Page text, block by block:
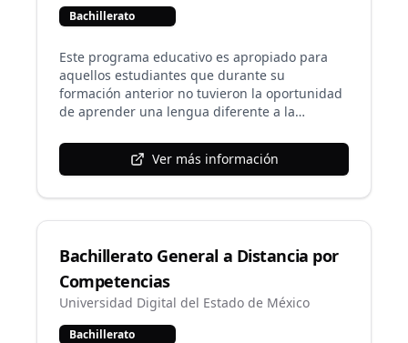
Bachillerato
Este programa educativo es apropiado para
aquellos estudiantes que durante su
formación anterior no tuvieron la oportunidad
de aprender una lengua diferente a la
analíticos del idioma ofertado están de
acuerdo a su nivel de dominio y es hasta el
unidades en el idioma extranjero. Actualmente
se consideran las unidades de aprendizaje
experimentales para ofertarlas en inglés y las
de los campos de Ciencias Sociales y el de
Humanidades para el francés. No obstante, la
UANL deja abierta la posibilidad de poder
ofertar esta variante en otros idiomas.
Ver más información
Bachillerato General a Distancia por
Competencias
Universidad Digital del Estado de México
Bachillerato